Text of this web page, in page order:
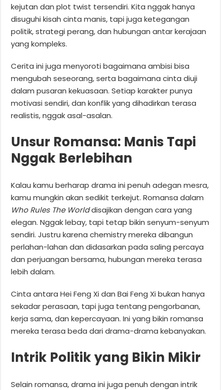
kejutan dan plot twist tersendiri. Kita nggak hanya
disuguhi kisah cinta manis, tapi juga ketegangan
politik, strategi perang, dan hubungan antar kerajaan
yang kompleks.
Cerita ini juga menyoroti bagaimana ambisi bisa
mengubah seseorang, serta bagaimana cinta diuji
dalam pusaran kekuasaan. Setiap karakter punya
motivasi sendiri, dan konflik yang dihadirkan terasa
realistis, nggak asal-asalan.
Unsur Romansa: Manis Tapi
Nggak Berlebihan
Kalau kamu berharap drama ini penuh adegan mesra,
kamu mungkin akan sedikit terkejut. Romansa dalam
Who Rules The Worlddisajikan dengan cara yang
elegan. Nggak lebay, tapi tetap bikin senyum-senyum
sendiri. Justru karena chemistry mereka dibangun
perlahan-lahan dan didasarkan pada saling percaya
dan perjuangan bersama, hubungan mereka terasa
lebih dalam.
Cinta antara Hei Feng Xi dan Bai Feng Xi bukan hanya
sekadar perasaan, tapi juga tentang pengorbanan,
kerja sama, dan kepercayaan. Ini yang bikin romansa
mereka terasa beda dari drama-drama kebanyakan.
Intrik Politik yang Bikin Mikir
Selain romansa, drama ini juga penuh dengan intrik